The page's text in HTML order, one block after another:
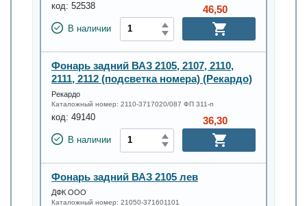
код: 52538
В наличии
46,50
Фонарь задний ВАЗ 2105, 2107, 2110,
2111, 2112 (подсветка номера) (Рекардо)
Рекардо
Каталожный номер: 2110-3717020/087 ФП 311-п
код: 49140
В наличии
36,30
Фонарь задний ВАЗ 2105 лев
ДФК ООО
Каталожный номер: 21050-371601101